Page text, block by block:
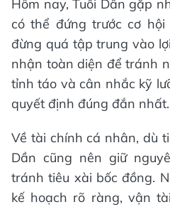
Hôm nay, Tuổi Dần gặp
có thể đứng trước cơ
đừng quá tập trung vào
nhận toàn diện để tránh
tỉnh táo và cân nhắc kỹ
quyết định đúng đắn nhất.
Về tài chính cá nhân, dù
Dần cũng nên giữ
tránh tiêu xài bốc đồng.
kế hoạch rõ ràng, vận